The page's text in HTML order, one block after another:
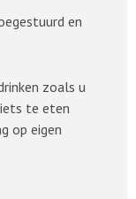
en
zoals u
te eten
op eigen